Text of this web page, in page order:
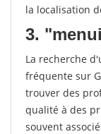
la localisation
3.
La recherche
fréquente sur
trouver des
qualité à des
souvent